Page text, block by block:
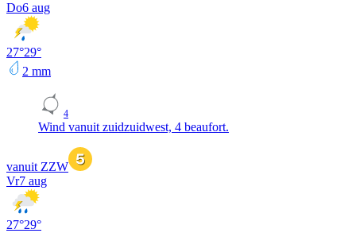
Do6 aug
27°29°
2 mm
4
Wind vanuit zuidzuidwest, 4 beaufort.
vanuit ZZW
Vr7 aug
27°29°